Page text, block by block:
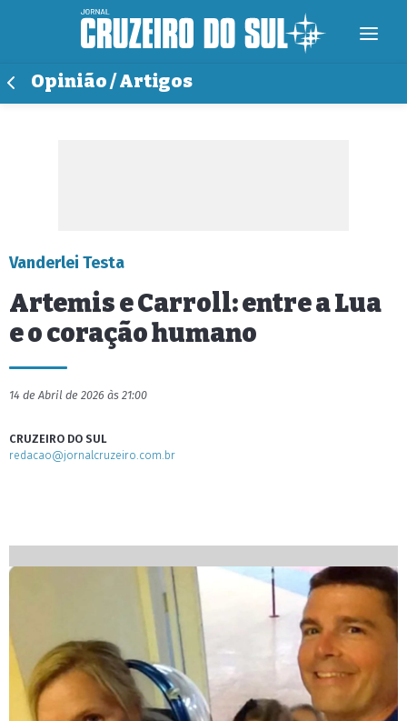
Opinião / Artigos
Vanderlei Testa
Artemis e Carroll: entre a Lua
e o coração humano
14 de Abril de 2026 às 21:00
CRUZEIRO DO SUL
redacao@jornalcruzeiro.com.br